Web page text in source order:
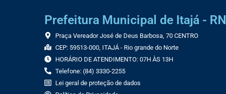
Prefeitura Municipal de Itajá - RN
Praça Vereador José de Deus Barbosa, 70 CENTRO
CEP: 59513-000, ITAJÁ - Rio grande do Norte
HORÁRIO DE ATENDIMENTO: 07H ÀS 13H
Telefone: (84) 3330-2255
Lei geral de proteção de dados